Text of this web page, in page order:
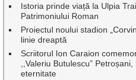
Istoria prinde viață la Ulpia
Patrimoniului Roman
Proiectul noului stadion
linie dreaptă
Scriitorul Ion Caraion
,,Valeriu Butulescu”
eternitate